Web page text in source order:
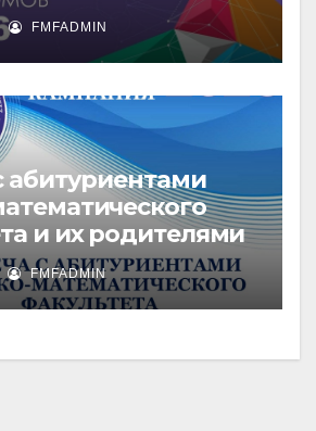
FMFADMIN
абитуриентами
и их родителями
FMFADMIN